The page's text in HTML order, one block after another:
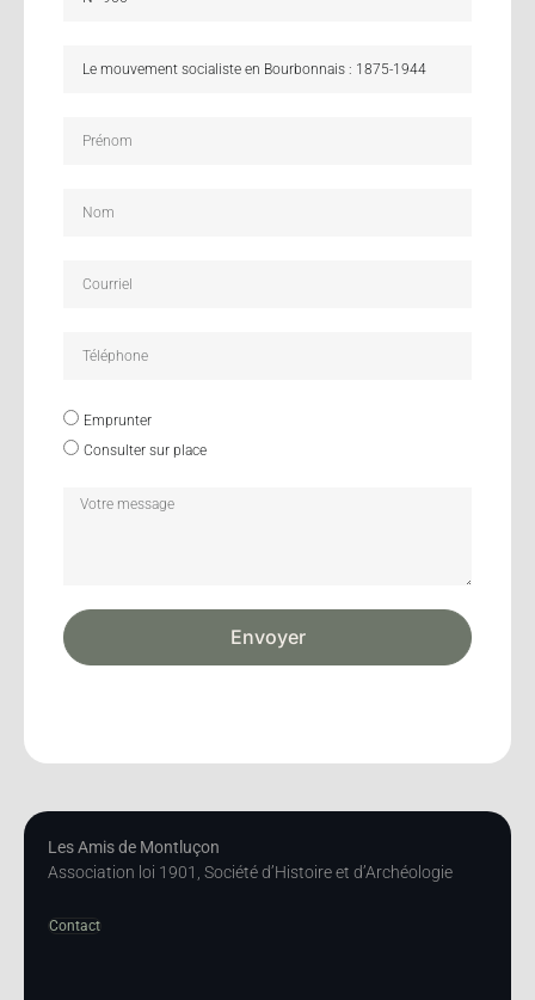
Emprunter
Consulter sur place
Envoyer
Les Amis de Montluçon
Association loi 1901, Société d’Histoire et d’Archéologie
Contact